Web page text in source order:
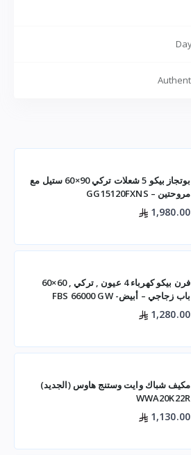
بوتجاز بيكو 5 شعلات تركي 90×60 ستيل مع
مروحتين – GG15120FXNS
1,980.00
فرن بيكو كهرباء 4 عيون , تركي , 60×60
باب زجاجي – أبيض- FBS 66000 GW
1,280.00
مكيف شباك وايت وستنج هاوس (الجديد)
WWA20K22R
1,130.00